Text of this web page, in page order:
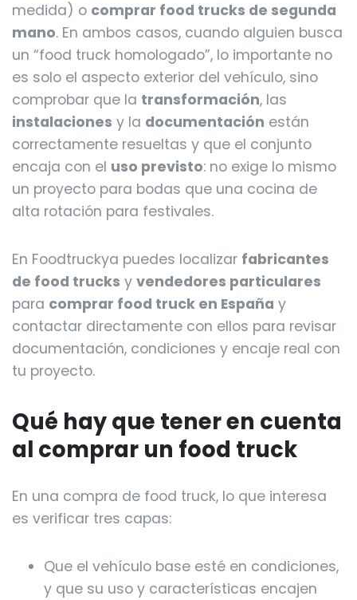
medida) o comprar food trucks de segunda
mano. En ambos casos, cuando alguien busca
un “food truck homologado”, lo importante no
es solo el aspecto exterior del vehículo, sino
comprobar que la transformación, las
instalaciones y la documentación están
correctamente resueltas y que el conjunto
encaja con el uso previsto: no exige lo mismo
un proyecto para bodas que una cocina de
alta rotación para festivales.
En Foodtruckya puedes localizar fabricantes
de food trucks y vendedores particulares
para comprar food truck en España y
contactar directamente con ellos para revisar
documentación, condiciones y encaje real con
tu proyecto.
Qué hay que tener en cuenta
al comprar un food truck
En una compra de food truck, lo que interesa
es verificar tres capas:
Que el vehículo base esté en condiciones,
y que su uso y características encajen